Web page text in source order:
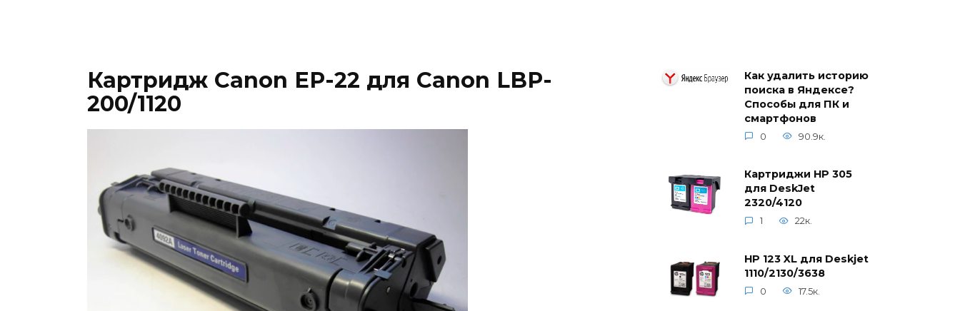
Картридж Canon EP-22 для Canon LBP-
200/1120
Как удалить историю
поиска в Яндексе?
Способы для ПК и
смартфонов
0 90.9к.
Картриджи HP 305
для DeskJet
2320/4120
1 22к.
HP 123 XL для Deskjet
1110/2130/3638
0 17.5к.